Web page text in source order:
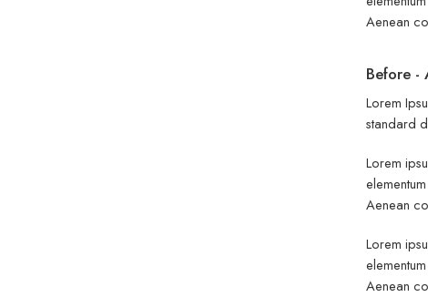
Aenean
Before -
Lorem
standard
Lorem
Aenean
Lorem
Aenean